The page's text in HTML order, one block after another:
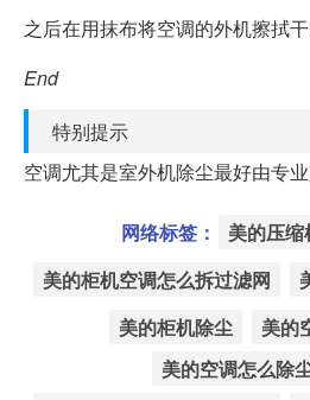
之后在用抹布将空调的外机擦拭干
End
特别提示
空调尤其是室外机除尘最好由专业
网络标签：
美的压
美的柜机空调怎么拆过滤网
美的柜机除尘
美的
美的空调怎么除